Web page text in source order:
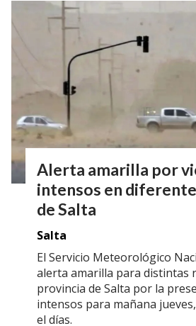
Alerta amarilla por
intensos en
de Salta
Salta
El Servicio Meteorológico
alerta amarilla para distintas
provincia de Salta por la
intensos para mañana
el días.